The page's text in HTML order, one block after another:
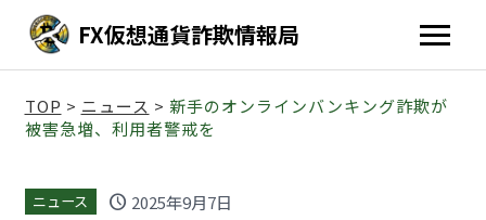
FX仮想通貨詐欺情報局
TOP > ニュース > 新手のオンラインバンキング詐欺が
被害急増、利用者警戒を
ニュース schedule 2025年9月7日